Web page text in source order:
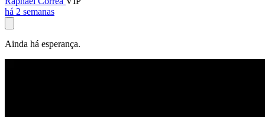
há 2 semanas
Ainda há esperança.